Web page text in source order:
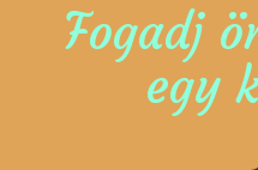
Fogadj
egy